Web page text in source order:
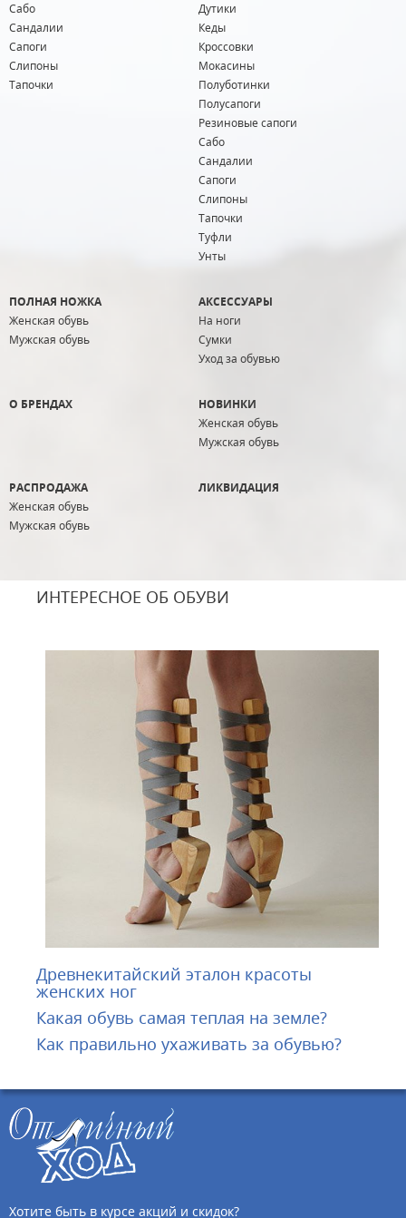
Сабо
Сандалии
Сапоги
Слипоны
Тапочки
Дутики
Кеды
Кроссовки
Мокасины
Полуботинки
Полусапоги
Резиновые сапоги
Сабо
Сандалии
Сапоги
Слипоны
Тапочки
Туфли
Унты
ПОЛНАЯ НОЖКА
Женская обувь
Мужская обувь
АКСЕССУАРЫ
На ноги
Сумки
Уход за обувью
О БРЕНДАХ
НОВИНКИ
Женская обувь
Мужская обувь
РАСПРОДАЖА
Женская обувь
Мужская обувь
ЛИКВИДАЦИЯ
ИНТЕРЕСНОЕ ОБ ОБУВИ
Древнекитайский эталон красоты
женских ног
Какая обувь самая теплая на земле?
Как правильно ухаживать за обувью?
Хотите быть в курсе акций и скидок?